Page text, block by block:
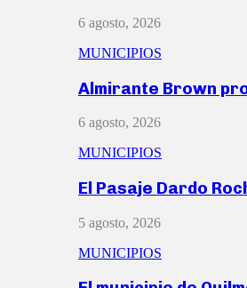
6 agosto, 2026
MUNICIPIOS
Almirante Brown
6 agosto, 2026
MUNICIPIOS
El Pasaje Dardo
5 agosto, 2026
MUNICIPIOS